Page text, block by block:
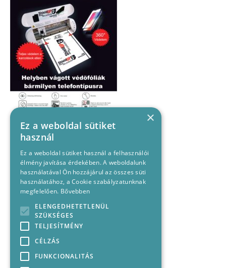
×
Ez a weboldal sütiket
használ
Ez a weboldal sütiket használ a felhasználói
élmény javítása érdekében. A weboldalunk
használatával Ön hozzájárul az összes süti
használatához, a Cookie szabályzatunknak
megfelelően. Bővebben
ELENGEDHETETLENÜL
SZÜKSÉGES
TELJESÍTMÉNY
CÉLZÁS
FUNKCIONALITÁS